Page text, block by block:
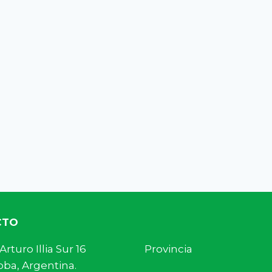
Arturo Illia Sur 16 Provincia
Argentina.